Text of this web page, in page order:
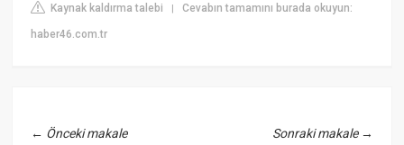
Kaynak kaldırma talebi |Cevabın tamamını burada okuyun:
haber46.com.tr
← Önceki makale Sonraki makale→